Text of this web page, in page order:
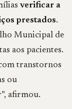
verificar a
prestados.
Municipal de
aos pacientes.
transtornos
ou
afirmou.